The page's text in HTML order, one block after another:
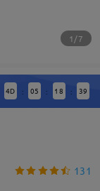
1/7
4D : 05 : 18 : 38
131